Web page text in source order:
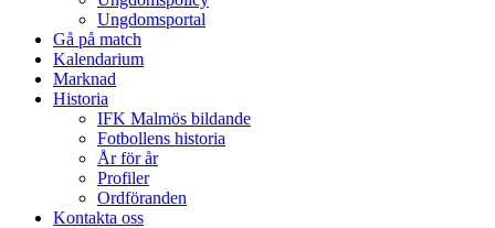
Ungdomsportal
Gå på match
Kalendarium
Marknad
Historia
IFK Malmös bildande
Fotbollens historia
År för år
Profiler
Ordföranden
Kontakta oss